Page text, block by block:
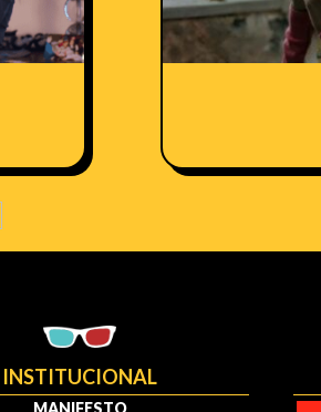
INSTITUCIONAL
MANIFESTO